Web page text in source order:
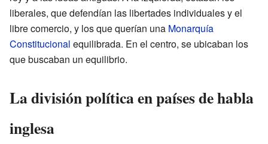
liberales, que defendían las libertades individuales y el
libre comercio, y los que querían una Monarquía
Constitucional equilibrada. En el centro, se ubicaban los
que buscaban un equilibrio.
La división política en países de habla
inglesa